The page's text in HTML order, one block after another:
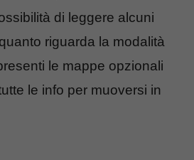
di leggere alcuni
riguarda la modalità
le mappe opzionali
le info per muoversi in